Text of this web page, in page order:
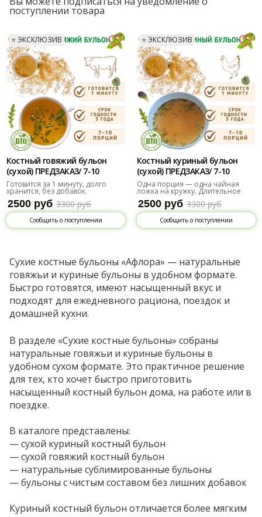
поступлении товара
⭐️ ЭКСКЛЮЗИВ
Костный говяжий бульон
(сухой) ПРЕДЗАКАЗ/ 7-10
порций
Готовится за 1 минуту, долго
хранится, без добавок.
2500 руб 3300 руб
Сообщить о поступлении
⭐️ ЭКСКЛЮЗИВ
Костный куриный бульон
(сухой) ПРЕДЗАКАЗ/ 7-10
порций
Одна порция — одна чайная
ложка на кружку. Длительное
хранение.
2500 руб 3300 руб
Сообщить о поступлении
Сухие костные бульоны «Афлора» — натуральные
говяжьи и куриные бульоны в удобном формате.
Быстро готовятся, имеют насыщенный вкус и
подходят для ежедневного рациона, поездок и
домашней кухни.
В разделе «Сухие костные бульоны» собраны
натуральные говяжьи и куриные бульоны в
удобном сухом формате. Это практичное решение
для тех, кто хочет быстро приготовить
насыщенный костный бульон дома, на работе или в
поездке.
В каталоге представлены:
— сухой куриный костный бульон
— сухой говяжий костный бульон
— натуральные сублимированные бульоны
— бульоны с чистым составом без лишних добавок
Куриный костный бульон отличается более мягким